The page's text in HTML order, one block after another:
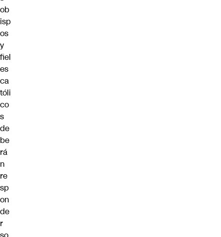
ob
isp
os
y
fiel
es
ca
tóli
co
s
de
be
rá
n
re
sp
on
de
r